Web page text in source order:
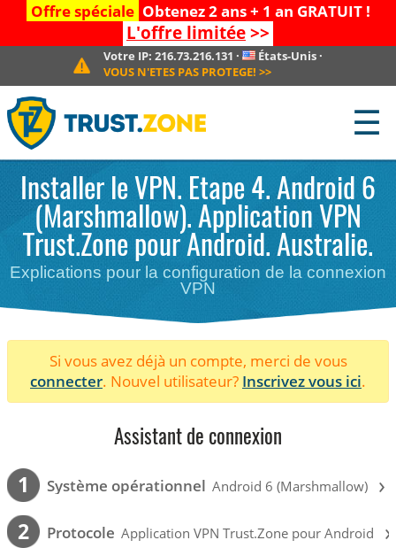
Offre spéciale Obtenez 2 ans + 1 an GRATUIT !
L'offre limitée>>
Votre IP: 216.73.216.131 · États-Unis ·
VOUS N'ETES PAS PROTEGE! >>
☰
Installer le VPN. Etape 4. Android 6
(Marshmallow). Application VPN
Trust.Zone pour Android. Australie.
Explications pour la configuration de la connexion
VPN
Si vous avez déjà un compte, merci de vous
connecter. Nouvel utilisateur? Inscrivez vous ici.
Assistant de connexion
1 Système opérationnel Android 6 (Marshmallow) ›
2 Protocole Application VPN Trust.Zone pour Android ›